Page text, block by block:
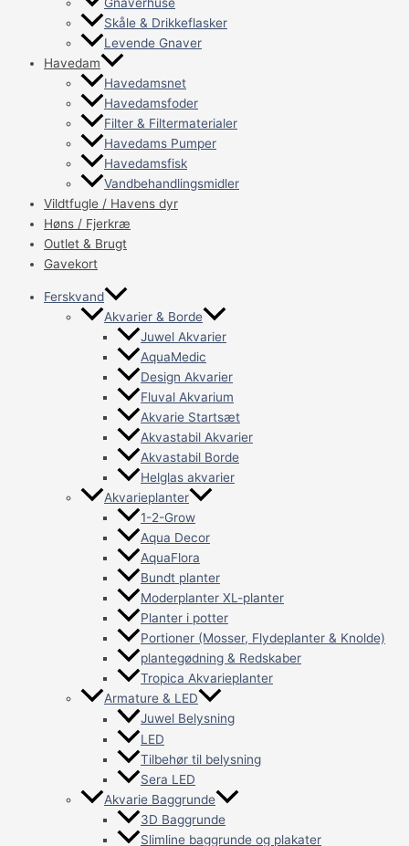
Skåle & Drikkeflasker
Levende Gnaver
Havedam
Havedamsnet
Havedamsfoder
Filter & Filtermaterialer
Havedams Pumper
Havedamsfisk
Vandbehandlingsmidler
Vildtfugle / Havens dyr
Høns / Fjerkræ
Outlet & Brugt
Gavekort
Ferskvand
Akvarier & Borde
Juwel Akvarier
AquaMedic
Design Akvarier
Fluval Akvarium
Akvarie Startsæt
Akvastabil Akvarier
Akvastabil Borde
Helglas akvarier
Akvarieplanter
1-2-Grow
Aqua Decor
AquaFlora
Bundt planter
Moderplanter XL-planter
Planter i potter
Portioner (Mosser, Flydeplanter & Knolde)
plantegødning & Redskaber
Tropica Akvarieplanter
Armature & LED
Juwel Belysning
LED
Tilbehør til belysning
Sera LED
Akvarie Baggrunde
3D Baggrunde
Slimline baggrunde og plakater